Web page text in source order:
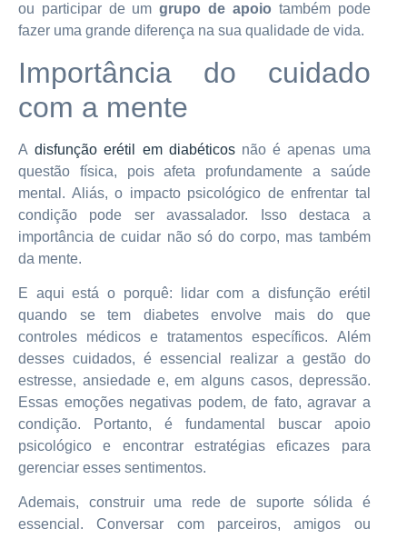
ou participar de umgrupo de apoio também pode
fazer uma grande diferença na sua qualidade de vida.
Importância do cuidado
com a mente
Adisfunção erétil em diabéticosnão é apenas uma
questão física, pois afeta profundamente a saúde
mental. Aliás, o impacto psicológico de enfrentar tal
condição pode ser avassalador. Isso destaca a
importância de cuidar não só do corpo, mas também
da mente.
E aqui está o porquê: lidar com a disfunção erétil
quando se tem diabetes envolve mais do que
controles médicos e tratamentos específicos. Além
desses cuidados, é essencial realizar a gestão do
estresse, ansiedade e, em alguns casos, depressão.
Essas emoções negativas podem, de fato, agravar a
condição. Portanto, é fundamental buscar apoio
psicológico e encontrar estratégias eficazes para
gerenciar esses sentimentos.
Ademais, construir uma rede de suporte sólida é
essencial. Conversar com parceiros, amigos ou